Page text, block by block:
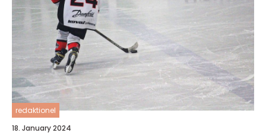
redaktionel
18. January 2024